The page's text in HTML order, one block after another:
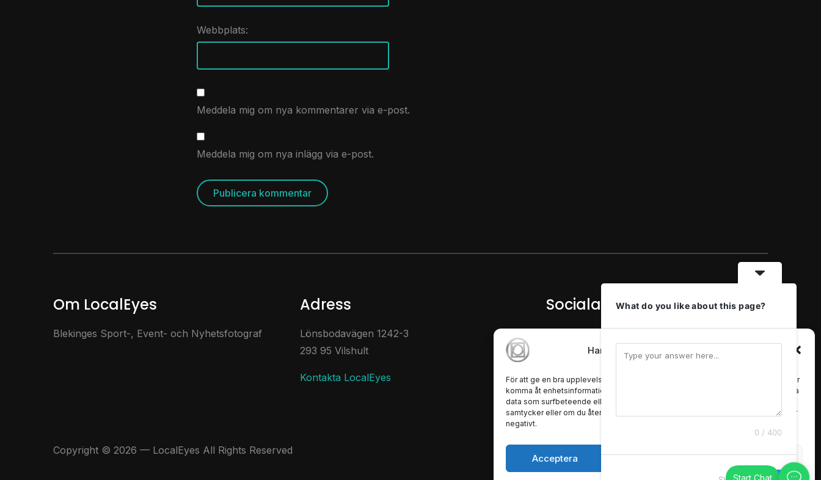
Hantera samtycke för cookies
För att ge en bra upplevelse använder vi teknik som cookies för att lagra och/eller
komma åt enhetsinformation. När du samtycker till dessa tekniker kan vi behandla
data som surfbeteende eller unika ID:n på denna webbplats. Om du inte
samtycker eller om du återkallar ditt samtycke kan detta påverka vissa funktioner
negativt.
Acceptera Neka Visa preferenser
Webbplats:
Meddela mig om nya kommentarer via e-post.
Meddela mig om nya inlägg via e-post.
Om LocalEyes
Blekinges Sport-, Event- och Nyhetsfotograf
Adress
Lönsbodavägen 1242-3
293 95 Vilshult
Kontakta LocalEyes
Sociala Medier
instagram
Copyright © 2026 — LocalEyes All Rights Reserved
What do you like about this page?
0 / 400